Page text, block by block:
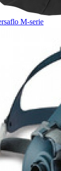
M-serie